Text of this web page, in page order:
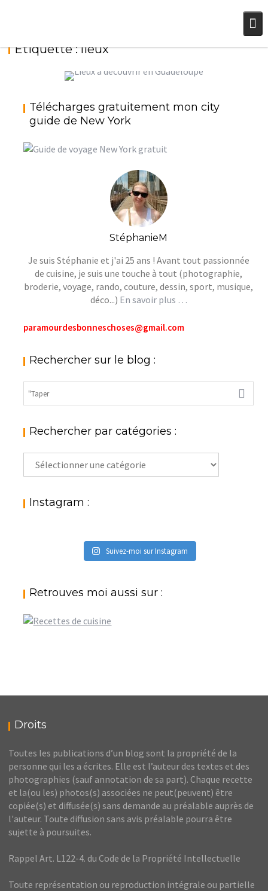
Étiquette :lieux
GUADELOUPE : ACTIVITÉS ET LIEUX À
DÉCOUVRIR
Télécharges gratuitement mon city
guide de New York
StéphanieM
Je suis Stéphanie et j'ai 25 ans ! Avant tout passionnée
de cuisine, je suis une touche à tout (photographie,
broderie, voyage, rando, couture, dessin, sport, musique,
déco...) En savoir plus …
paramourdesbonneschoses@gmail.com
Rechercher sur le blog :
Rechercher par catégories :
Rechercher
par
: Instagram :
Suivez-moi sur Instagram
Retrouves moi aussi sur :
Droits
Toutes les publications d’un blog sont la propriété de la
personne qui les a écrites. Elle est l’auteur des textes et des
photographies (sauf annotation de sa part). Chaque recette
et la(ou les) photos(s) associées ne peut(peuvent) être
copiée(s) et diffusée(s) sans demande au préalable auprès de
l'auteur. Toute diffusion sans avis préalable pourra être
sujette à poursuites.
Rappel Art. L122-4. du Code de la Propriété Intellectuelle
Toute représentation ou reproduction intégrale ou partielle